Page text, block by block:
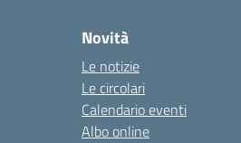
Novità
Le notizie
Le circolari
Calendario eventi
Albo online